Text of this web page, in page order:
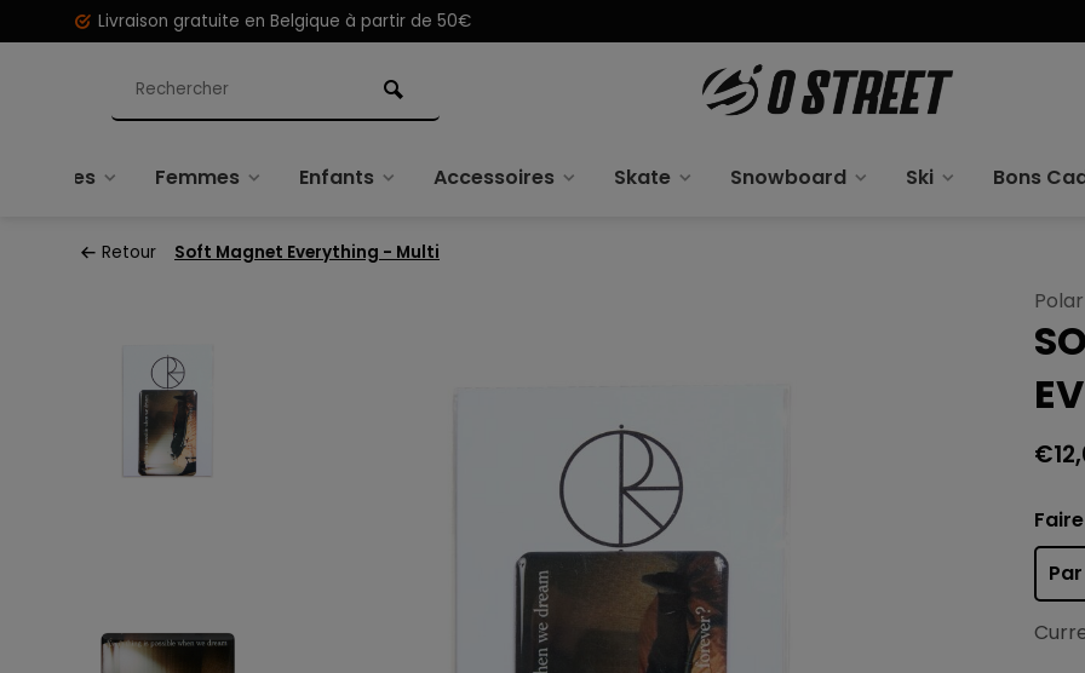
Livraison gratuite en Belgique à partir de 50€
Hommes Femmes Enfants Accessoires Skate Snowboard Ski Bons
Retour Soft Magnet Everything - Multi
Polar